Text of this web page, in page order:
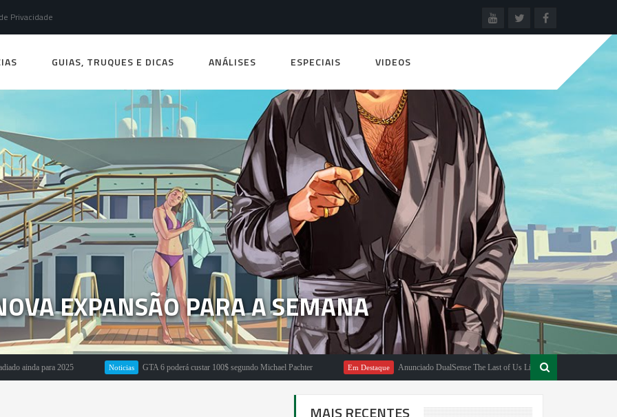
Privacidade
GUIAS, TRUQUES E DICAS ANÁLISES ESPECIAIS VIDEOS
EXPANSÃO PARA A SEMANA
para 2025 GTA 6 poderá custar 100$ segundo Michael Pachter Em Destaque Anunciado DualSense The Last of Us Limited Edition
MAIS RECENTES